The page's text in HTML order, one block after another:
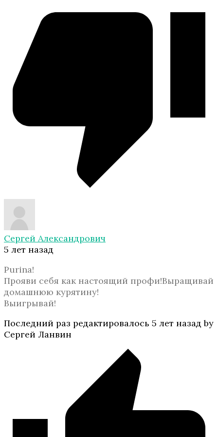
Сергей Александрович
5 лет назад
Purina!
Прояви себя как настоящий профи!Выращивай
домашнюю курятину!
Выигрывай!
Последний раз редактировалось 5 лет назад by
Сергей Ланвин